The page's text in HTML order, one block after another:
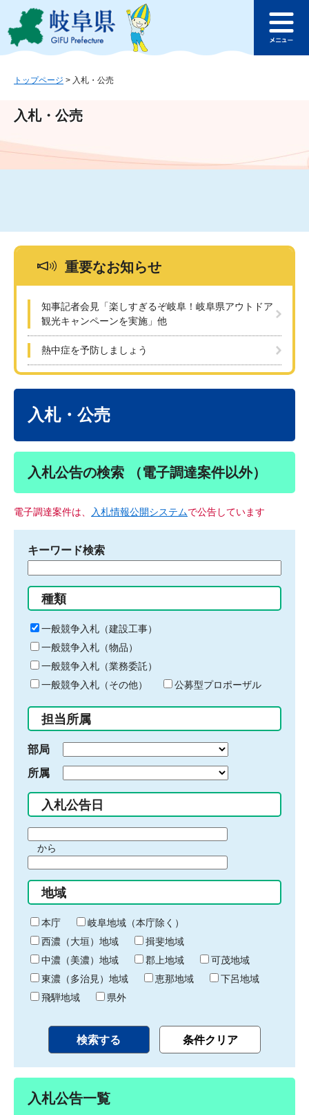
ジ
ュ
文
このページの本文へ
ュ
トップページ > 入札・公売
入札・公売
重要なお知らせ
知事記者会見「楽しすぎるぞ岐阜！岐阜県アウトドア
観光キャンペーンを実施」他
熱中症を予防しましょう
入札・公売
入札公告の検索 （電子調達案件以外）
電子調達案件は、 入札情報公開システムで公告しています
キーワード検索
る
キ
ー
ワ
ー
ド
入
力
種類
一般競争入札（建設工事）
一般競争入札（物品）
一般競争入札（業務委託）
一般競争入札（その他）
公募型プロポーザル
担当所属
部局
所属
入札公告日
間
始
り
から
間
終
わ
り
地域
本庁
岐阜地域（本庁除く）
西濃（大垣）地域
揖斐地域
中濃（美濃）地域
郡上地域
可茂地域
東濃（多治見）地域
恵那地域
下呂地域
飛騨地域
県外
入札公告一覧